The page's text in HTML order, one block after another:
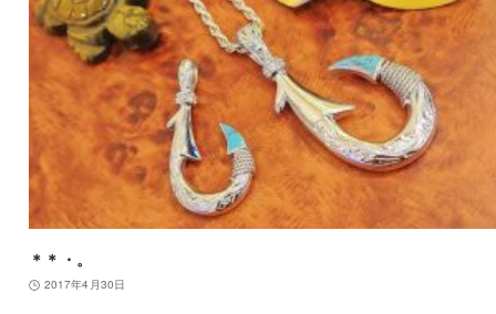
＊＊・。
2017年4月30日